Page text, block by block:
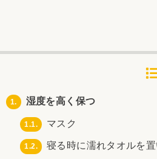
1. 湿度を高く保つ
1.1. マスク
1.2. 寝る時に濡れタオルを置